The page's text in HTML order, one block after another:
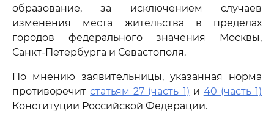
образование, за исключением случаев
изменения места жительства в пределах
городов федерального значения Москвы,
Санкт-Петербурга и Севастополя.
По мнению заявительницы, указанная норма
противоречитстатьям 27 (часть 1) и 40 (часть 1)
Конституции Российской Федерации.